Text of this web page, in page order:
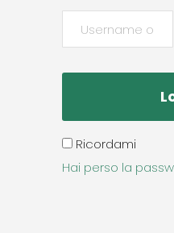
Ricordami
Hai perso la